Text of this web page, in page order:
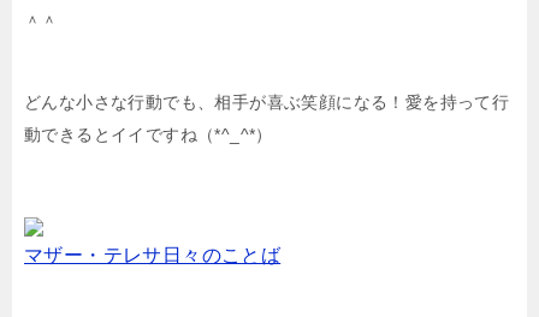
＾＾
どんな小さな行動でも、相手が喜ぶ笑顔になる！愛を持って行
動できるとイイですね（*^_^*）
マザー・テレサ日々のことば